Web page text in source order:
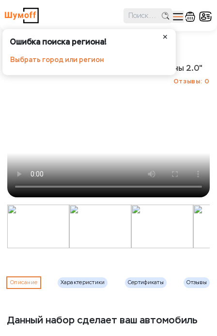
✕
Ошибка поиска региона!
Выбрать город или регион
Шумoff - Наборы "Тихие шины" и "Тихие шины 2.0"
Отзывы: 0
Описание Характеристики Сертификаты Отзывы
Данный набор сделает ваш автомобиль